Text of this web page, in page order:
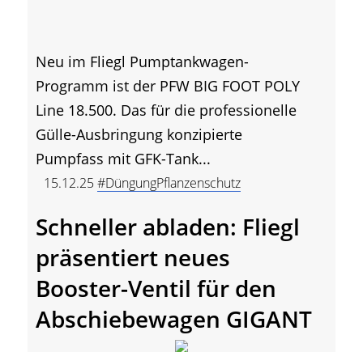
Neu im Fliegl Pumptankwagen-
Programm ist der PFW BIG FOOT POLY
Line 18.500. Das für die professionelle
Gülle-Ausbringung konzipierte
Pumpfass mit GFK-Tank...
15.12.25#DüngungPflanzenschutz
Schneller abladen: Fliegl
präsentiert neues
Booster-Ventil für den
Abschiebewagen GIGANT